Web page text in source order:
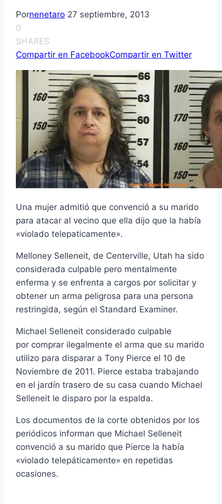
Pornenetaro 27 septiembre, 2013
0
SHARES
Compartir en FacebookCompartir en Twitter
Una mujer admitió que convenció a su marido
para atacar al vecino que ella dijo que la había
«violado telepaticamente».
Melloney Selleneit, de Centerville, Utah ha sido
considerada culpable pero mentalmente
enferma y se enfrenta a cargos por solicitar y
obtener un arma peligrosa para una persona
restringida, según el Standard Examiner.
Michael Selleneit considerado culpable
por comprar ilegalmente el arma que su marido
utilizo para disparar a Tony Pierce el 10 de
Noviembre de 2011. Pierce estaba trabajando
en el jardín trasero de su casa cuando Michael
Selleneit le disparo por la espalda.
Los documentos de la corte obtenidos por los
periódicos informan que Michael Selleneit
convenció a su marido que Pierce la había
«violado telepáticamente» en repetidas
ocasiones.